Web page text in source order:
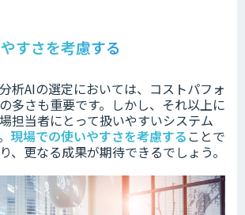
すさを考慮する
析AIの選定においては、コストパフォ
多さも重要です。 しかし、それ以上に
担当者にとって扱いやすいシステム
現場での使いやすさを考慮する ことで
、更なる成果が期待できるでしょう。